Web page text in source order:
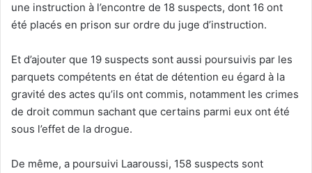
une instruction à l’encontre de 18 suspects, dont 16 ont
été placés en prison sur ordre du juge d’instruction.
Et d’ajouter que 19 suspects sont aussi poursuivis par les
parquets compétents en état de détention eu égard à la
gravité des actes qu’ils ont commis, notamment les crimes
de droit commun sachant que certains parmi eux ont été
sous l’effet de la drogue.
De même, a poursuivi Laaroussi, 158 suspects sont